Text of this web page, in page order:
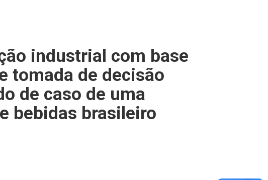
industrial com base
tomada de decisão
de caso de uma
bebidas brasileiro